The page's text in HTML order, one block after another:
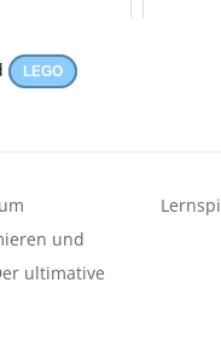
LEGO
und
ultimative